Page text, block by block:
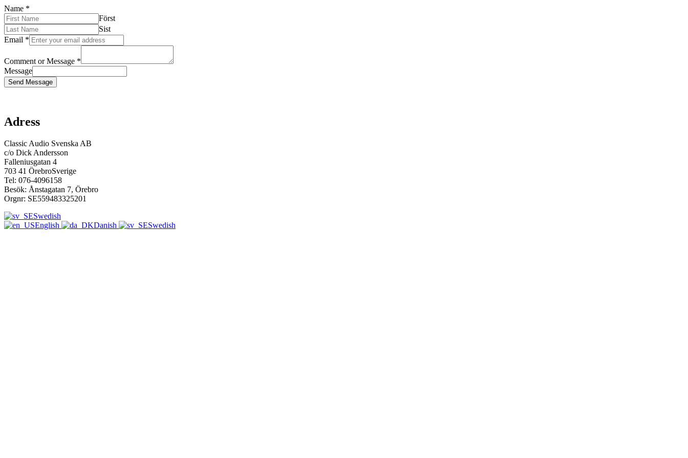
Name *
Först
Sist
Email *
Comment or Message *
Message
Send Message
Adress
Classic Audio Svenska AB
c/o Dick Andersson
Falleniusgatan 4
703 41 ÖrebroSverige
Tel: 076-4096158
Besök: Ånstagatan 7, Örebro
Orgnr: SE559483325201
Swedish
English
Danish Swedish